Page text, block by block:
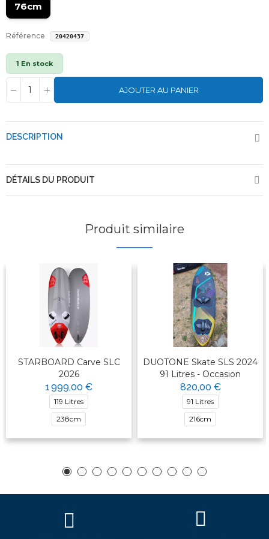
76cm
Référence 20420437
1 En stock
AJOUTER AU PANIER
DESCRIPTION
DÉTAILS DU PRODUIT
Produit similaire
STARBOARD Carve SLC
2026
1 999,00 €
119 Litres
238cm
DUOTONE Skate SLS 2024
91 Litres - Occasion
820,00 €
91 Litres
216cm